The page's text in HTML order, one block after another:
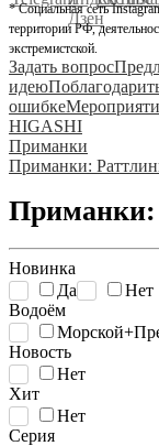
* Социальная сеть
территории РФ,
экстремистской.
Задать вопрос
идею
ошибке
HIGASHI
Приманки
Приманки:
Новинка
Да
Нет
Водоём
Новость
Нет
Хит
Нет
Серия